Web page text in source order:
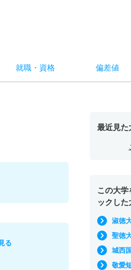
就職・ 資格 偏差値
る
最近見た
この大
ックした
淑徳
聖徳
城西
敬愛